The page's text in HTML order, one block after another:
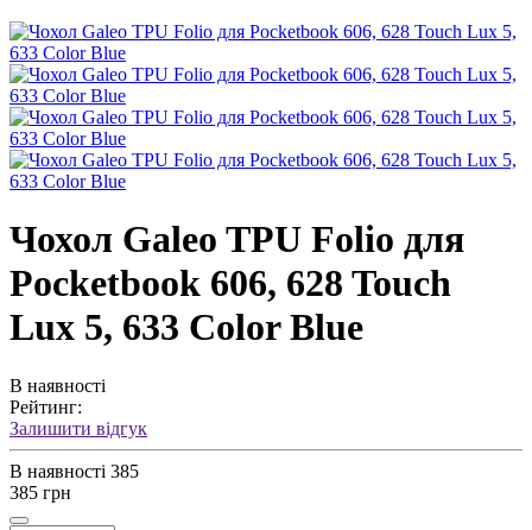
Чохол Galeo TPU Folio для
Pocketbook 606, 628 Touch
Lux 5, 633 Color Blue
В наявності
Рейтинг:
Залишити відгук
В наявності 385
385 грн